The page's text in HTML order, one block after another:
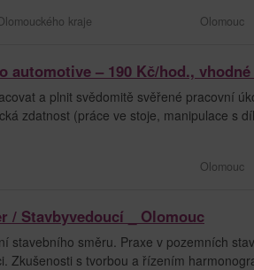
kraje Olomouc
automotive – 190 Kč/hod.,
a plnit svědomitě svěřené pracovní
zdatnost (práce ve stoje, manipulace s
Olomouc
/ Stavbyvedoucí _ Olomouc
stavebního směru. Praxe v pozemních
Zkušenosti s tvorbou a řízením